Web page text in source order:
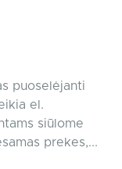
puoselėjanti
el.
siūlome
prekes,...